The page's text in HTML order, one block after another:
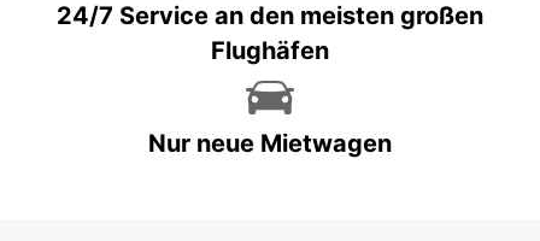
24/7 Service an den meisten großen
Flughäfen
Nur neue Mietwagen